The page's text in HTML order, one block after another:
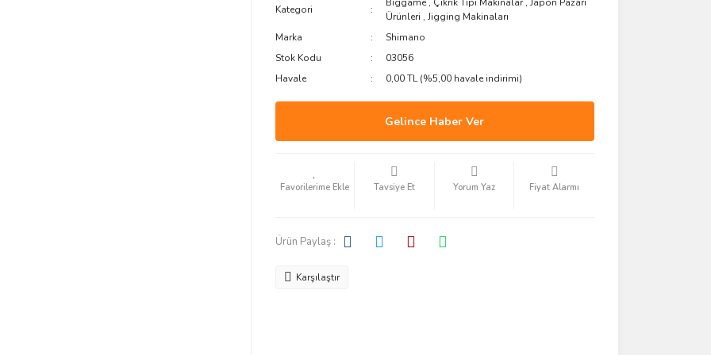
Kategori
Ürünleri ,Jigging Makinaları
Marka
Shimano
Stok Kodu
03056
Havale
0,00 TL (%5,00 havale indirimi)
Gelince Haber Ver
Tavsiye Et Yorum Yaz Fiyat Alarmı
Ürün Paylaş :
Karşılaştır